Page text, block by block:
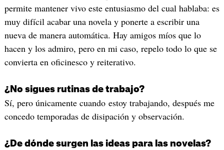
permite mantener vivo este entusiasmo del cual hablaba: es
muy difícil acabar una novela y ponerte a escribir una
nueva de manera automática. Hay amigos míos que lo
hacen y los admiro, pero en mi caso, repelo todo lo que se
convierta en oficinesco y reiterativo.
¿No sigues rutinas de trabajo?
Sí, pero únicamente cuando estoy trabajando, después me
concedo temporadas de disipación y observación.
¿De dónde surgen las ideas para las novelas?